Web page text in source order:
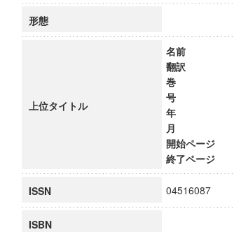
形態
上位タイトル
名前
翻訳
巻
号
年
月
開始ページ
終了ページ
ISSN 04516087
ISBN